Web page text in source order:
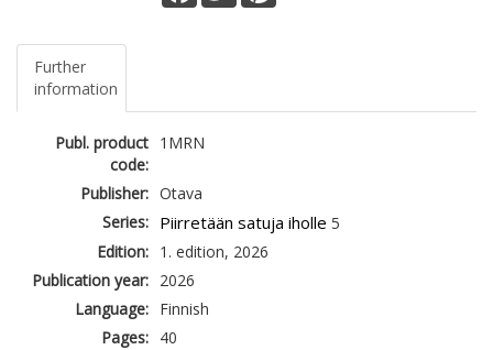
Further
information
Publ. product
code:
1MRN
Publisher: Otava
Series: Piirretään satuja iholle 5
Edition: 1. edition, 2026
Publication year: 2026
Language: Finnish
Pages: 40